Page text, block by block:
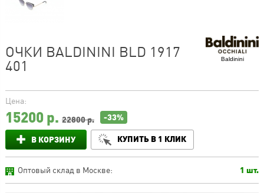
Baldinini
ОЧКИ BALDININI BLD 1917
401
Цена:
15200р. 22800 р. -33%
В КОРЗИНУ КУПИТЬ В 1 КЛИК
Оптовый склад в Москве: 1 шт.